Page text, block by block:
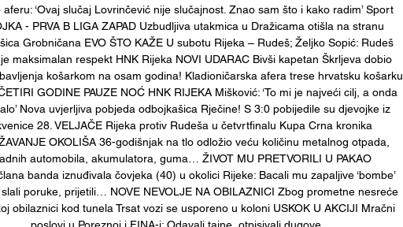
aferu: ‘Ovaj slučaj Lovrinčević nije slučajnost. Znao sam što i kako radim’ Sport
- PRVA B LIGA ZAPAD Uzbudljiva utakmica u Dražicama otišla na stranu
Grobničana EVO ŠTO KAŽE U subotu Rijeka – Rudeš; Željko Sopić: Rudeš
maksimalan respekt HNK Rijeka NOVI UDARAC Bivši kapetan Škrljeva dobio
košarkom na osam godina! Kladioničarska afera trese hrvatsku košarku
GODINE PAUZE NOĆ HNK RIJEKA Mišković: ‘To mi je najveći cilj, a onda
Nova uvjerljiva pobjeda odbojkašica Rječine! S 3:0 pobijedile su djevojke iz
28. VELJAČE Rijeka protiv Rudeša u četvrtfinalu Kupa Crna kronika
OKOLIŠA 36-godišnjak na tlo odložio veću količinu metalnog otpada,
automobila, akumulatora, guma… ŽIVOT MU PRETVORILI U PAKAO
banda iznuđivala čovjeka (40) u okolici Rijeke: Bacali mu zapaljive ‘bombe’
poruke, prijetili… NOVE NEVOLJE NA OBILAZNICI Zbog prometne nesreće
obilaznici kod tunela Trsat vozi se usporeno u koloni USKOK U AKCIJI Mračni